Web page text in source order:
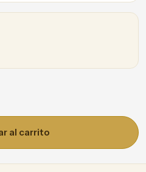
al carrito